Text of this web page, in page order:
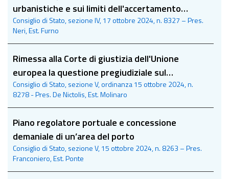
urbanistiche e sui limiti dell'accertamento
incidentale del giudice amministrativo
Consiglio di Stato, sezione IV, 17 ottobre 2024, n. 8327 – Pres.
Neri, Est. Furno
Rimessa alla Corte di giustizia dell'Unione
europea la questione pregiudiziale sul
bilanciamento tra accesso e tutela dei segreti
commerciali
Consiglio di Stato, sezione V, ordinanza 15 ottobre 2024, n.
8278 - Pres. De Nictolis, Est. Molinaro
Piano regolatore portuale e concessione
demaniale di un’area del porto
Consiglio di Stato, sezione V, 15 ottobre 2024, n. 8263 – Pres.
Franconiero, Est. Ponte